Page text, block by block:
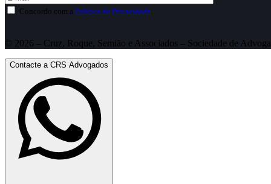
Concordo com a Política de Privacidade.
© 2026 – Cruz, Roque, Semião e Associados – Sociedade de
Contacte a CRS Advogados